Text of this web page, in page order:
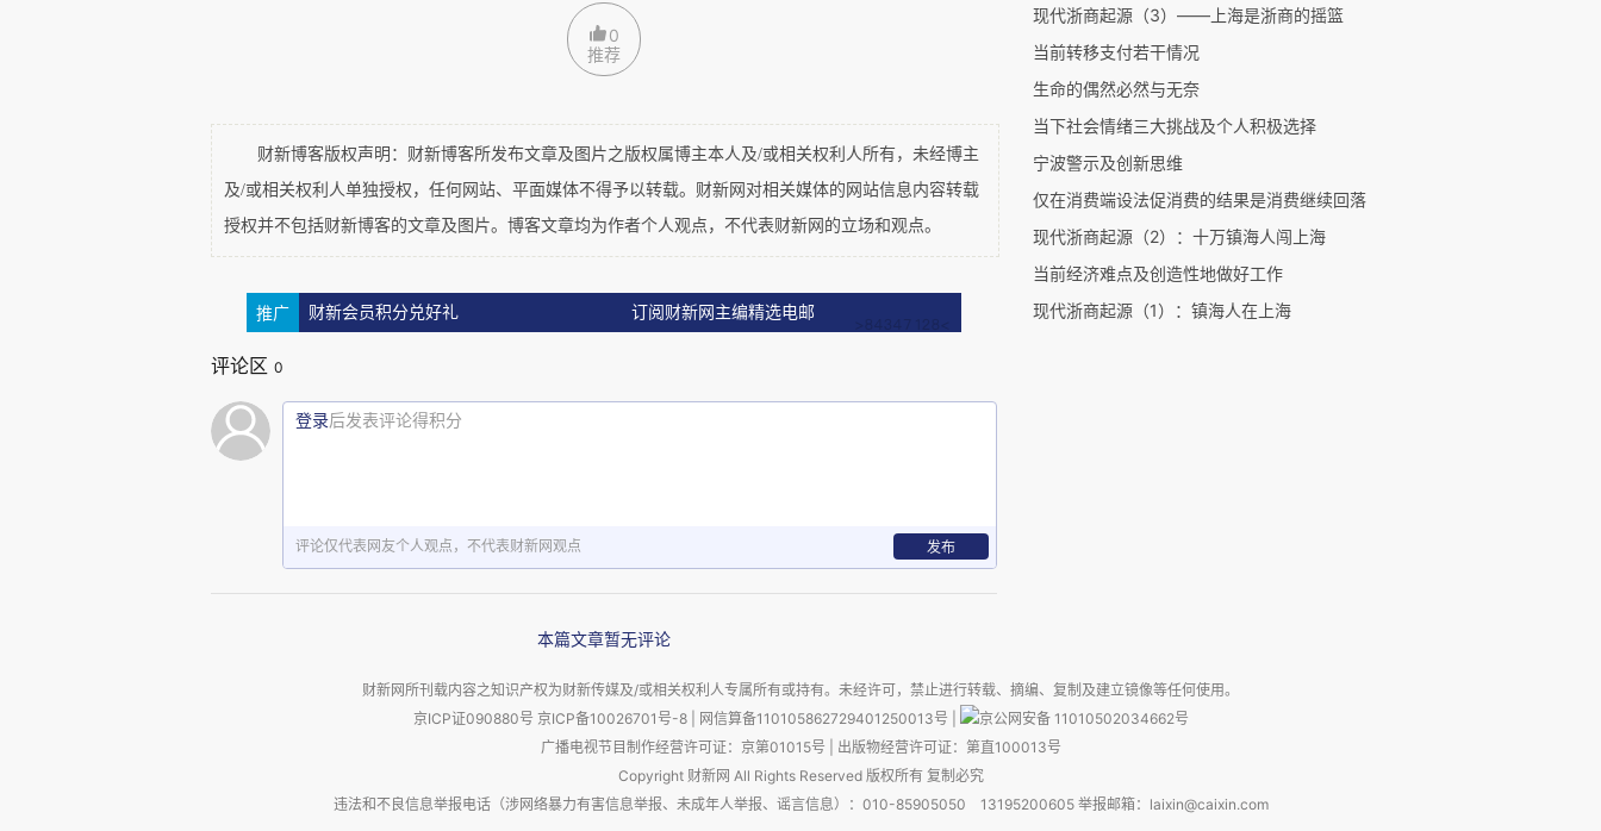
说一句调侃的话。20世纪三四十年代上海，最有影响的商人是镇海人——虞洽
卿，最恶劣的商人也是镇海人——1940年被制裁的伪市长傅筱庵。
——《中国商帮600年》“宁波实业金融家们”一节，作者列举10位“前期的代表人
物”，6位是镇海人，方介堂、李也亭、叶澄衷、李云书、虞洽卿和方液仙。其他4位
分别是镇海毗邻的严信厚（慈溪）、朱葆三（定海，认宗镇海虹桥朱氏）、宋汉章
（余姚）和刘鸿生（定海）（注2）。
——《上海的宁波人》一书，作者列举14位活跃于上海工商金融界的“著名旅沪
宁波人”，其中6位是镇海人（注3）。这是一本广受好评的专著，作者曾作大量社会
调查，笔者20多年前在上海曾亲耳听一位老宁波说熟悉作者。
县，7人慈溪，5人定海，2人奉化，1人不详。
仅一种资料说“代表人物”，或偶然随意。而三种具有相当公信力资料，不约而同
同时随样本数增加，塔尖的镇海人占比也随之下降。这显然符合统计学规律，即
塔尖人数会随样本数增多而占比下降，进一步做实了本文判断。
0
推荐
财新博客版权声明：财新博客所发布文章及图片之版权属博主本人及/或相关权利人所有，未经博主
及/或相关权利人单独授权，任何网站、平面媒体不得予以转载。财新网对相关媒体的网站信息内容转载
授权并不包括财新博客的文章及图片。博客文章均为作者个人观点，不代表财新网的立场和观点。
推广 财新会员积分兑好礼 订阅财新网主编精选电邮
评论区 0
登录后发表评论得积分
评论仅代表网友个人观点，不代表财新网观点 发布
本篇文章暂无评论
现代浙商起源（3）——上海是浙商的摇篮
当前转移支付若干情况
生命的偶然必然与无奈
当下社会情绪三大挑战及个人积极选择
宁波警示及创新思维
仅在消费端设法促消费的结果是消费继续回落
现代浙商起源（2）：十万镇海人闯上海
当前经济难点及创造性地做好工作
现代浙商起源（1）：镇海人在上海
财新网所刊载内容之知识产权为财新传媒及/或相关权利人专属所有或持有。未经许可，禁止进行转载、摘编、复制及建立镜像等任何使用。
京ICP证090880号 京ICP备10026701号-8 网信算备110105862729401250013号
京公网安备 11010502034662号
广播电视节目制作经营许可证：京第01015号
出版物经营许可证：第直100013号
Copyright 财新网 All Rights Reserved 版权所有 复制必究
违法和不良信息举报电话（涉网络暴力有害信息举报、未成年人举报、谣言信息）：010-85905050 13195200605 举报邮箱：laixin@caixin.com